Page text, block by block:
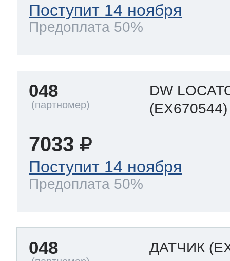
Поступит 14 ноября
Предоплата 50%
048
DW
(EX670544)
7033
Поступит 14 ноября
Предоплата 50%
048 ДАТЧИК